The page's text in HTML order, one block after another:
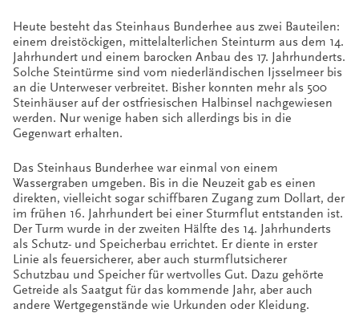
Heute besteht das Steinhaus Bunderhee aus zwei Bauteilen:
einem dreistöckigen, mittelalterlichen Steinturm aus dem 14.
Jahrhundert und einem barocken Anbau des 17. Jahrhunderts.
Solche Steintürme sind vom niederländischen Ijsselmeer bis
an die Unterweser verbreitet. Bisher konnten mehr als 500
Steinhäuser auf der ostfriesischen Halbinsel nachgewiesen
werden. Nur wenige haben sich allerdings bis in die
Gegenwart erhalten.
Das Steinhaus Bunderhee war einmal von einem
Wassergraben umgeben. Bis in die Neuzeit gab es einen
direkten, vielleicht sogar schiffbaren Zugang zum Dollart, der
im frühen 16. Jahrhundert bei einer Sturmflut entstanden ist.
Der Turm wurde in der zweiten Hälfte des 14. Jahrhunderts
als Schutz- und Speicherbau errichtet. Er diente in erster
Linie als feuersicherer, aber auch sturmflutsicherer
Schutzbau und Speicher für wertvolles Gut. Dazu gehörte
Getreide als Saatgut für das kommende Jahr, aber auch
andere Wertgegenstände wie Urkunden oder Kleidung.